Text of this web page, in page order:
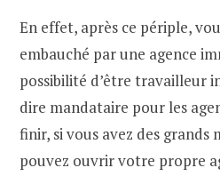
En effet, après ce périple,
embauché par une agence
possibilité d’être travailleur
dire mandataire pour les
finir, si vous avez des grands
pouvez ouvrir votre propre